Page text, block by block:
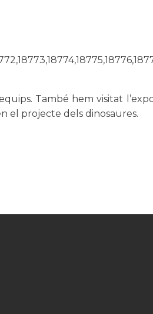
També hem visitat
el projecte dels dinosaures.